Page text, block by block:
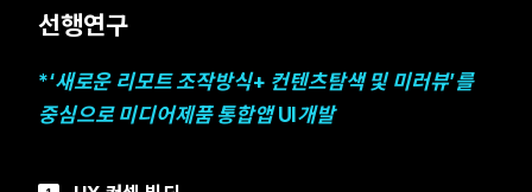
선행연구
*‘새로운 리모트 조작방식+ 컨텐츠탐색 및 미러뷰’를
중심으로 미디어제품 통합앱 UI개발